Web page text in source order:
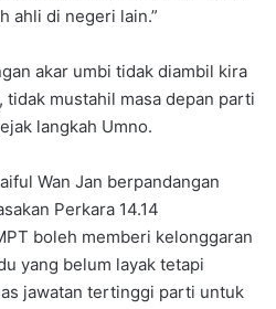
ahli di negeri lain.”
akar umbi tidak diambil kira
mustahil masa depan parti
langkah Umno.
Wan Jan berpandangan
Perkara 14.14
boleh memberi kelonggaran
yang belum layak tetapi
jawatan tertinggi parti untuk